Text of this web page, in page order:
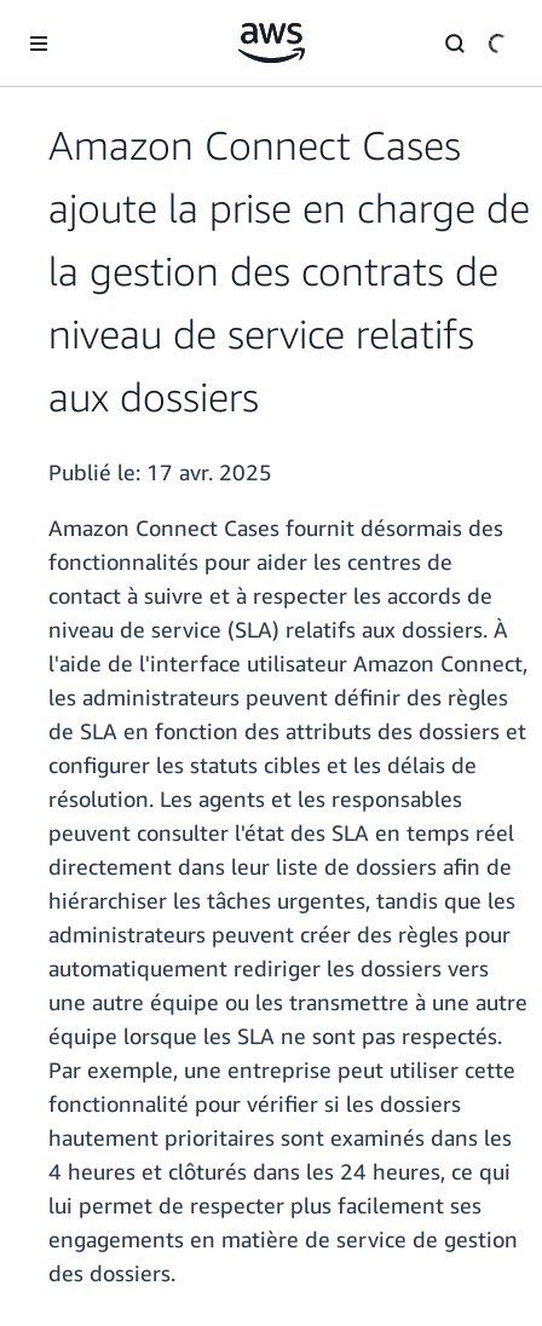
Amazon Connect Cases
ajoute la prise en charge de
la gestion des contrats de
niveau de service relatifs
aux dossiers
Publié le: 17 avr. 2025
Amazon Connect Cases fournit désormais des
fonctionnalités pour aider les centres de
contact à suivre et à respecter les accords de
niveau de service (SLA) relatifs aux dossiers. À
l'aide de l'interface utilisateur Amazon Connect,
les administrateurs peuvent définir des règles
de SLA en fonction des attributs des dossiers et
configurer les statuts cibles et les délais de
résolution. Les agents et les responsables
peuvent consulter l'état des SLA en temps réel
directement dans leur liste de dossiers afin de
hiérarchiser les tâches urgentes, tandis que les
administrateurs peuvent créer des règles pour
automatiquement rediriger les dossiers vers
une autre équipe ou les transmettre à une autre
équipe lorsque les SLA ne sont pas respectés.
Par exemple, une entreprise peut utiliser cette
fonctionnalité pour vérifier si les dossiers
hautement prioritaires sont examinés dans les
4 heures et clôturés dans les 24 heures, ce qui
lui permet de respecter plus facilement ses
engagements en matière de service de gestion
des dossiers.